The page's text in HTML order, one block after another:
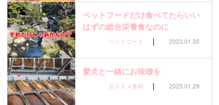
ペットフードだけ食べてたらいい
はずの総合栄養食なのに
ペットフード | 2023.01.30
愛犬と一緒にお味噌を
おススメ食材 | 2023.01.29